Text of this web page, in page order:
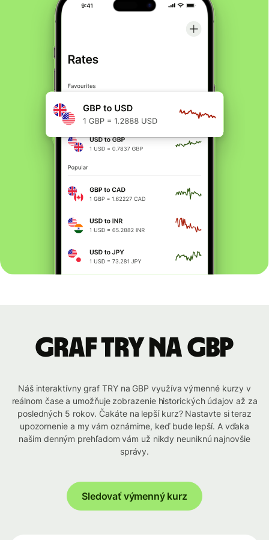
graf TRY na GBP
Náš interaktívny graf TRY na GBP využíva výmenné kurzy v
reálnom čase a umožňuje zobrazenie historických údajov až za
posledných 5 rokov. Čakáte na lepší kurz? Nastavte si teraz
upozornenie a my vám oznámime, keď bude lepší. A vďaka
našim denným prehľadom vám už nikdy neuniknú najnovšie
správy.
Sledovať výmenný kurz